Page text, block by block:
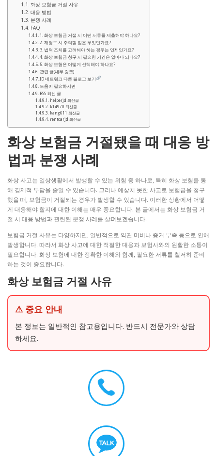
화상 보험금 거절 사유
대응 방법
분쟁 사례
FAQ
1. 화상 보험금 거절 시 어떤 서류를 제출해야 하나요?
2. 재청구 시 주의할 점은 무엇인가요?
3. 법적 조치를 고려해야 하는 경우는 언제인가요?
4. 화상 보험금 청구 시 필요한 기간은 얼마나 되나요?
5. 화상 보험은 어떻게 선택해야 하나요?
관련 글(내부 링크)
JD 네트워크 다른 블로그 보기
도움이 필요하시면
RSS 최신 글
helperjd 최신글
k14970 최신글
kang611 최신글
rentcarjd 최신글
화상 보험금 거절됐을 때 대응 방
법과 분쟁 사례
화상 사고는 일상생활에서 발생할 수 있는 위험 중 하나로, 특히 화상 보험을 통
해 경제적 부담을 줄일 수 있습니다. 그러나 예상치 못한 사고로 보험금을 청구
했을 때, 보험금이 거절되는 경우가 발생할 수 있습니다. 이러한 상황에서 어떻
게 대응해야 할지에 대한 이해는 매우 중요합니다. 본 글에서는 화상 보험금 거
절 시 대응 방법과 관련된 분쟁 사례를 살펴보겠습니다.
보험금 거절 사유는 다양하지만, 일반적으로 약관 미비나 증거 부족 등으로 인해
발생합니다. 따라서 화상 사고에 대한 적절한 대응과 보험사와의 원활한 소통이
필요합니다. 화상 보험에 대한 정확한 이해와 함께, 필요한 서류를 철저히 준비
하는 것이 중요합니다.
화상 보험금 거절 사유
⚠ 중요 안내
본 정보는 일반적인 참고용입니다. 반드시 전문가와 상담
하세요.